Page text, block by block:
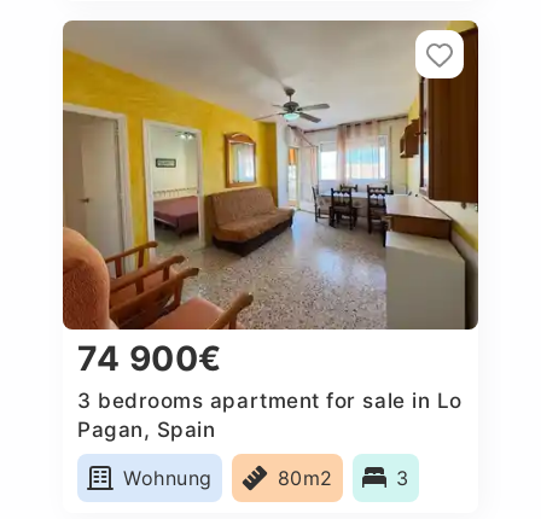
74 900€
3 bedrooms apartment for sale in Lo
Pagan, Spain
Wohnung
80m2 3